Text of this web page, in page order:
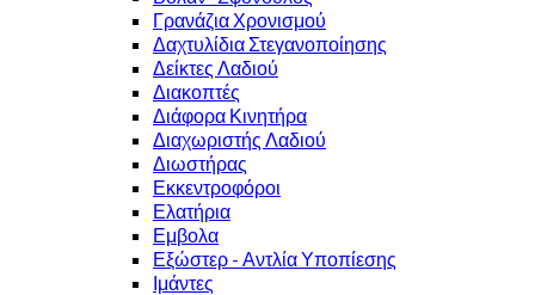
Γρανάζια Χρονισμού
Δαχτυλίδια Στεγανοποίησης
Δείκτες Λαδιού
Διακοπτές
Διάφορα Κινητήρα
Διαχωριστής Λαδιού
Διωστήρας
Εκκεντροφόροι
Ελατήρια
Εμβολα
Εξώστερ - Αντλία Υποπίεσης
Ιμάντες